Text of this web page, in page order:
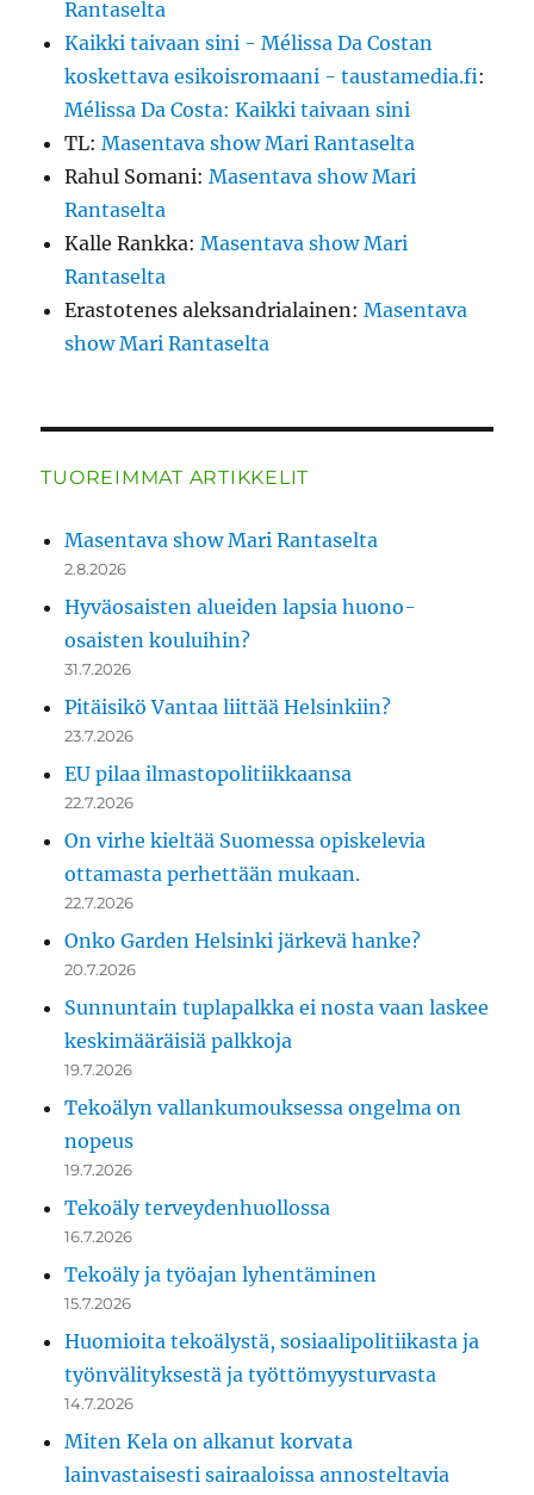
Rantaselta
Kaikki taivaan sini - Mélissa Da Costan
koskettava esikoisromaani - taustamedia.fi:
Mélissa Da Costa: Kaikki taivaan sini
TL:Masentava show Mari Rantaselta
Rahul Somani:Masentava show Mari
Rantaselta
Kalle Rankka:Masentava show Mari
Rantaselta
Erastotenes aleksandrialainen:Masentava
show Mari Rantaselta
TUOREIMMAT ARTIKKELIT
Masentava show Mari Rantaselta
2.8.2026
Hyväosaisten alueiden lapsia huono-
osaisten kouluihin?
31.7.2026
Pitäisikö Vantaa liittää Helsinkiin?
23.7.2026
EU pilaa ilmastopolitiikkaansa
22.7.2026
On virhe kieltää Suomessa opiskelevia
ottamasta perhettään mukaan.
22.7.2026
Onko Garden Helsinki järkevä hanke?
20.7.2026
Sunnuntain tuplapalkka ei nosta vaan laskee
keskimääräisiä palkkoja
19.7.2026
Tekoälyn vallankumouksessa ongelma on
nopeus
19.7.2026
Tekoäly terveydenhuollossa
16.7.2026
Tekoäly ja työajan lyhentäminen
15.7.2026
Huomioita tekoälystä, sosiaalipolitiikasta ja
työnvälityksestä ja työttömyysturvasta
14.7.2026
Miten Kela on alkanut korvata
lainvastaisesti sairaaloissa annosteltavia